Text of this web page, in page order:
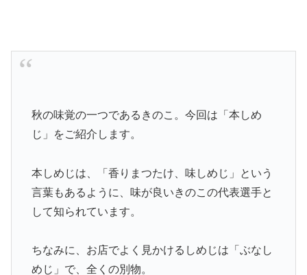
秋の味覚の一つであるきのこ。今回は「本しめ
じ」をご紹介します。
本しめじは、「香りまつたけ、味しめじ」という
言葉もあるように、味が良いきのこの代表選手と
して知られています。
ちなみに、お店でよく見かけるしめじは「ぶなし
めじ」で、全くの別物。